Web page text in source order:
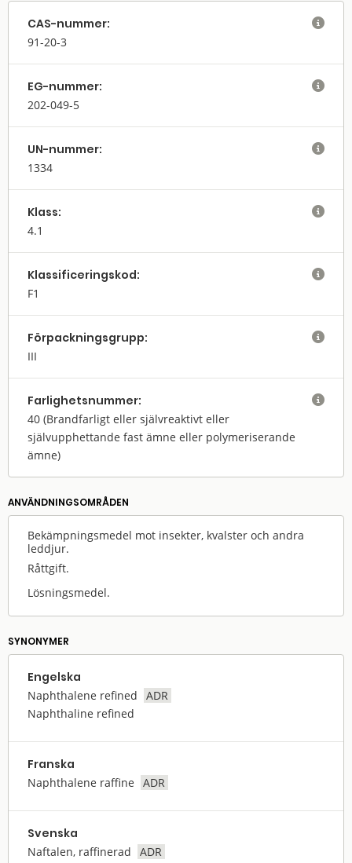
CAS-nummer:
91-20-3

EG-nummer:
202-049-5

UN-nummer:
1334

Klass:
4.1

Klassifi­cerings­kod:
F1

Förpack­nings­grupp:
III

Farlighets­nummer:
40 (Brandfarligt eller självreaktivt eller
självupphettande fast ämne eller polymeriserande
ämne)

ANVÄNDNINGS­OMRÅDEN
Bekämpningsmedel mot insekter, kvalster och andra
leddjur.
Råttgift.
Lösningsmedel.
SYNONYMER
Engelska
Naphthalene refined
ADR
Naphthaline refined
Franska
Naphthalene raffine ADR
Svenska
Naftalen, raffinerad
ADR